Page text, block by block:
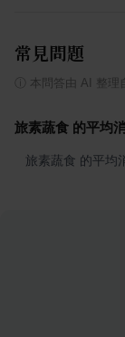
常見問題
本問答由 AI 整理
旅素蔬食 的平均
旅素蔬食 的平均